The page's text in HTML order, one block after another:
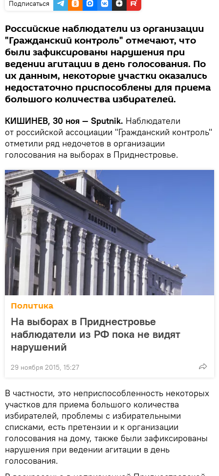
Подписаться
Российские наблюдатели из организации
"Гражданский контроль" отмечают, что
были зафиксированы нарушения при
ведении агитации в день голосования. По
их данным, некоторые участки оказались
недостаточно приспособлены для приема
большого количества избирателей.
КИШИНЕВ, 30 ноя — Sputnik. Наблюдатели
от российской ассоциации "Гражданский контроль"
отметили ряд недочетов в организации
голосования на выборах в Приднестровье.
Политика
На выборах в Приднестровье
наблюдатели из РФ пока не видят
нарушений
29 ноября 2015, 15:27
В частности, это неприспособленность некоторых
участков для приема большого количества
избирателей, проблемы с избирательными
списками, есть претензии и к организации
голосования на дому, также были зафиксированы
нарушения при ведении агитации в день
голосования.